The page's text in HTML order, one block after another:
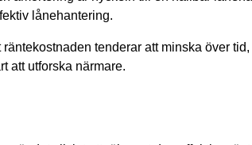
lånehantering.
tenderar att minska över
att utforska närmare.